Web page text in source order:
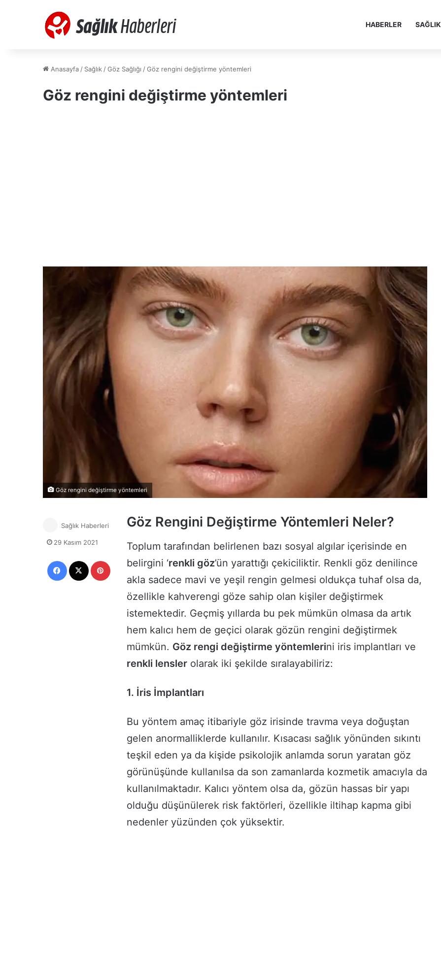
HABERLER SAĞLIK
Anasayfa / Sağlık /Göz Sağlığı /Göz rengini değiştirme yöntemleri
Göz rengini değiştirme yöntemleri
Göz rengini değiştirme yöntemleri
Göz Rengini Değiştirme Yöntemleri Neler?
Toplum tarafından belirlenen bazı sosyal algılar içerisinde en
belirgini ‘renkli göz’ün yarattığı çekiciliktir. Renkli göz denilince
akla sadece mavi ve yeşil rengin gelmesi oldukça tuhaf olsa da,
özellikle kahverengi göze sahip olan kişiler değiştirmek
istemektedir. Geçmiş yıllarda bu pek mümkün olmasa da artık
hem kalıcı hem de geçici olarak gözün rengini değiştirmek
mümkün. Göz rengi değiştirme yöntemlerini iris implantları ve
renkli lensler olarak iki şekilde sıralayabiliriz:
1. İris İmplantları
Bu yöntem amaç itibariyle göz irisinde travma veya doğuştan
gelen anormalliklerde kullanılır. Kısacası sağlık yönünden sıkıntı
teşkil eden ya da kişide psikolojik anlamda sorun yaratan göz
görünüşünde kullanılsa da son zamanlarda kozmetik amacıyla da
kullanılmaktadır. Kalıcı yöntem olsa da, gözün hassas bir yapı
olduğu düşünülerek risk faktörleri, özellikle iltihap kapma gibi
nedenler yüzünden çok yüksektir.
Sağlık Haberleri
29 Kasım 2021